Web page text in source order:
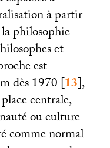
à partir
philosophie
et
est
dès 1970[13],
centrale,
ou culture
comme normal